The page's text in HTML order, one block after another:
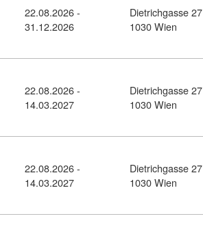
Masseur (10379139)
22.08.2026 -
31.12.2026
Dietrichgasse 27
1030 Wien
(10378976)
22.08.2026 -
14.03.2027
Dietrichgasse 27
1030 Wien
22.08.2026 -
14.03.2027
Dietrichgasse 27
1030 Wien